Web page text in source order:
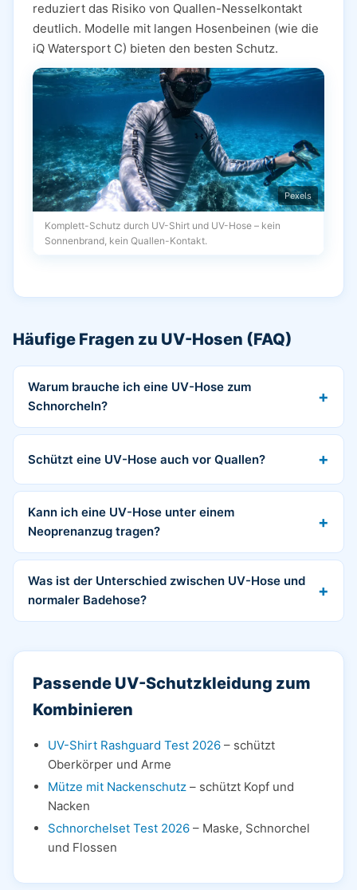
reduziert das Risiko von Quallen-Nesselkontakt
deutlich. Modelle mit langen Hosenbeinen (wie die
iQ Watersport C) bieten den besten Schutz.
Pexels
Komplett-Schutz durch UV-Shirt und UV-Hose – kein
Sonnenbrand, kein Quallen-Kontakt.
Häufige Fragen zu UV-Hosen (FAQ)
Warum brauche ich eine UV-Hose zum
Schnorcheln?
Schützt eine UV-Hose auch vor Quallen?
Kann ich eine UV-Hose unter einem
Neoprenanzug tragen?
Was ist der Unterschied zwischen UV-Hose und
normaler Badehose?
Passende UV-Schutzkleidung zum
Kombinieren
UV-Shirt Rashguard Test 2026 – schützt
Oberkörper und Arme
Mütze mit Nackenschutz – schützt Kopf und
Nacken
Schnorchelset Test 2026 – Maske, Schnorchel
und Flossen